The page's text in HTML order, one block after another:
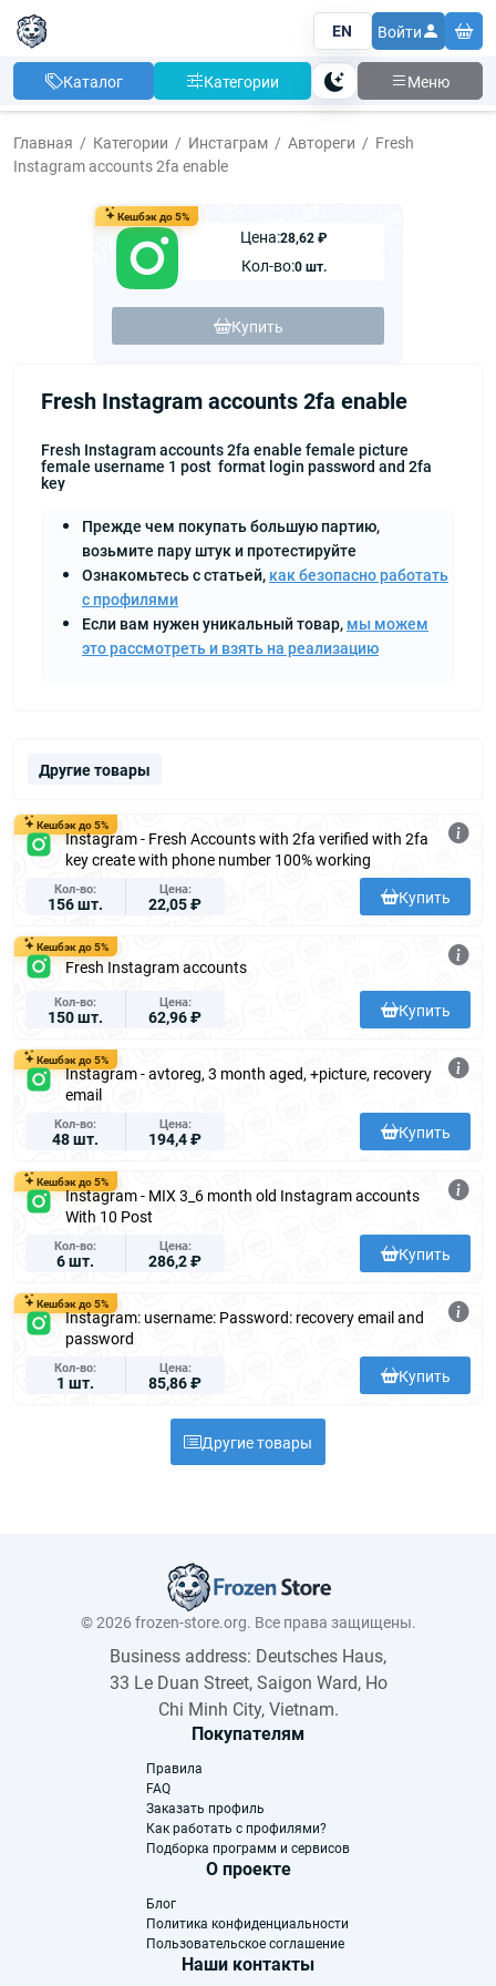
EN Войти
Каталог Категории Тема Меню
Главная Категории Инстаграм Автореги
Fresh
Instagram accounts 2fa enable
Кешбэк до 5%
Цена:28,62 ₽
Кол-во:0 шт.
Купить
Fresh Instagram accounts 2fa enable
Fresh Instagram accounts 2fa enable female picture
female username 1 post format login password and 2fa
key
Прежде чем покупать большую партию,
возьмите пару штук и протестируйте
Ознакомьтесь с статьей, как безопасно работать
с профилями
Если вам нужен уникальный товар, мы можем
это рассмотреть и взять на реализацию
Другие товары
Кешбэк до 5%
Instagram - Fresh Accounts with 2fa verified with 2fa
key create with phone number 100% working
Кол-во
156 шт.
Цена
22,05 ₽ Купить
Кешбэк до 5%
Fresh Instagram accounts
Кол-во
150 шт.
Цена
62,96 ₽ Купить
Кешбэк до 5%
Instagram - avtoreg, 3 month aged, +picture, recovery
email
Кол-во
48 шт.
Цена
194,4 ₽ Купить
Кешбэк до 5%
Instagram - MIX 3_6 month old Instagram accounts
With 10 Post
Кол-во
6 шт.
Цена
286,2 ₽ Купить
Кешбэк до 5%
Instagram: username: Password: recovery email and
password
Кол-во
1 шт.
Цена
85,86 ₽ Купить
Другие товары
© 2026 frozen-store.org. Все права защищены.
Business address: Deutsches Haus,
33 Le Duan Street, Saigon Ward, Ho
Chi Minh City, Vietnam.
Покупателям
Правила
FAQ
Заказать профиль
Как работать с профилями?
Подборка программ и сервисов
О проекте
Блог
Политика конфиденциальности
Пользовательское соглашение
Наши контакты